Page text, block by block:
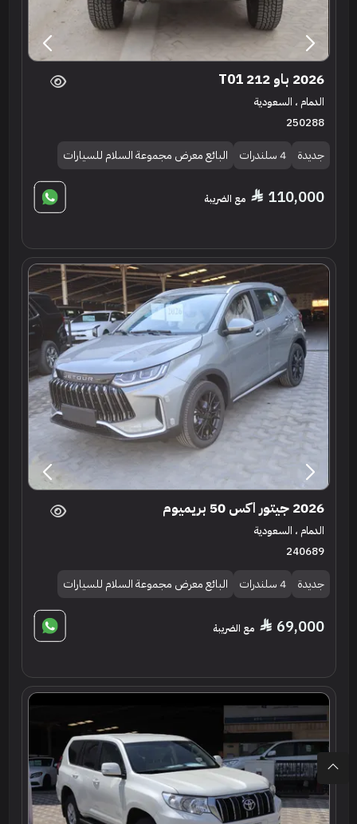
2026 باو 212 T01
الدمام ، السعودية
250288
جديدة 4 سلندرات البائع معرض مجموعة السلام للسيارات
110,000 مع الضريبة
2026 جيتور اكس 50 بريميوم
الدمام ، السعودية
240689
جديدة 4 سلندرات البائع معرض مجموعة السلام للسيارات
69,000 مع الضريبة